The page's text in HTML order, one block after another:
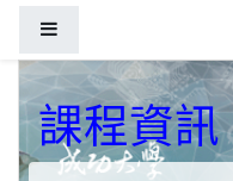
課程資訊